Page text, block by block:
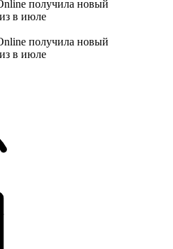
получила новый
в июле
получила новый
в июле